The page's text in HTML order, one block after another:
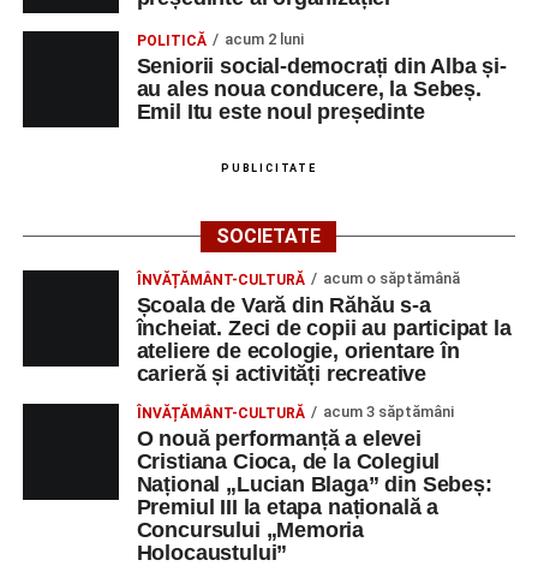
un mod de a lua o gură de aer într-un bombardament
informatic, mediatic și psihologic.”
„Voi merge acasă cu gândul că educația și nu numai are
sunt vitale.”(Prof. Ciura Marinela)
Privind spre ediția următoare
În încheierea evenimentului, organizatorii au anunțat tema
ediției din 2027, dedicată relației dintre caracter, valori și
educație. După trei ediții care au abordat comunicarea
didactică, dinamica diferențelor, participarea și luarea
deciziilor, comunitatea Sinaxa Educațională își propune
să revină la întrebările fundamentale despre valorile care
stau la baza actului educațional și despre rolul
profesorului în formarea caracterului tinerilor.
POLITICĂ acum 2 luni
Seniorii social-democrați din Alba și-
au ales noua conducere, la Sebeș.
Emil Itu este noul președinte
PUBLICITATE
SOCIETATE
ÎNVĂȚĂMÂNT-CULTURĂ acum o săptămână
Școala de Vară din Răhău s-a
încheiat. Zeci de copii au participat la
ateliere de ecologie, orientare în
carieră și activități recreative
ÎNVĂȚĂMÂNT-CULTURĂ acum 3 săptămâni
O nouă performanță a elevei
Cristiana Cioca, de la Colegiul
Național „Lucian Blaga” din Sebeș:
Premiul III la etapa națională a
Concursului „Memoria
Holocaustului”